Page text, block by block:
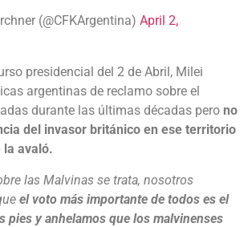
(@CFKArgentina) April 2,
presidencial del 2 de Abril, Milei
argentinas de reclamo sobre el
durante las últimas décadas pero no
del invasor británico en ese territorio
la avaló.
las Malvinas se trata, nosotros
el voto más importante de todos es el
pies y anhelamos que los malvinenses